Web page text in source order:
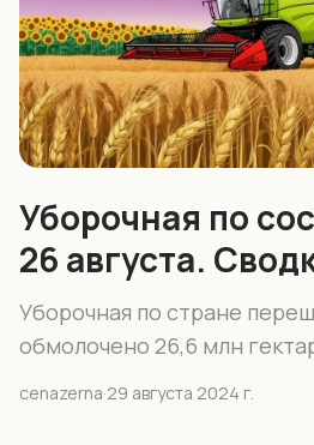
Уборочная по
26 августа.
Уборочная по стране
обмолочено 26,6 млн
cenazerna·29 августа 2024 г.